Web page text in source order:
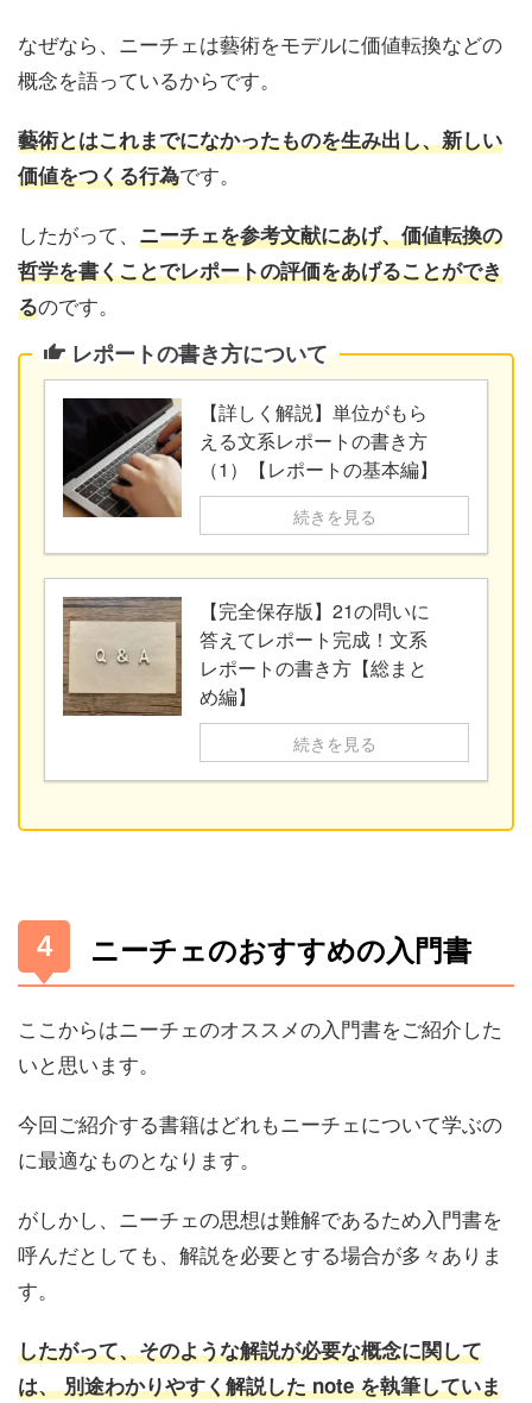
なぜなら、ニーチェは藝術をモデルに価値転換などの
概念を語っているからです。
藝術とはこれまでになかったものを生み出し、新しい
価値をつくる行為です。
したがって、 ニーチェを参考文献にあげ、価値転換の
哲学を書くことでレポートの評価をあげることができ
るのです。
レポートの書き方について
【詳しく解説】単位がもら
える文系レポートの書き方
（1）【レポートの基本編】
続きを見る
【完全保存版】21の問いに
答えてレポート完成！文系
レポートの書き方【総まと
め編】
続きを見る
ニーチェのおすすめの入門書
ここからはニーチェのオススメの入門書をご紹介した
いと思います。
今回ご紹介する書籍はどれもニーチェについて学ぶの
に最適なものとなります。
がしかし、ニーチェの思想は難解であるため入門書を
呼んだとしても、解説を必要とする場合が多々ありま
す。
したがって、そのような解説が必要な概念に関して
は、 別途わかりやすく解説した note を執筆していま